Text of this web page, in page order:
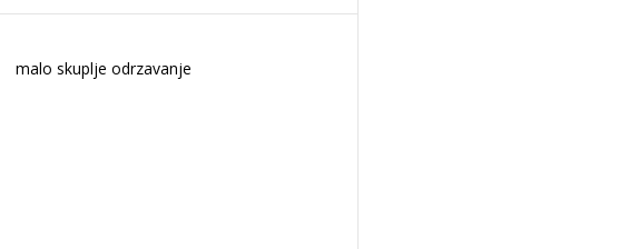
malo skuplje odrzavanje